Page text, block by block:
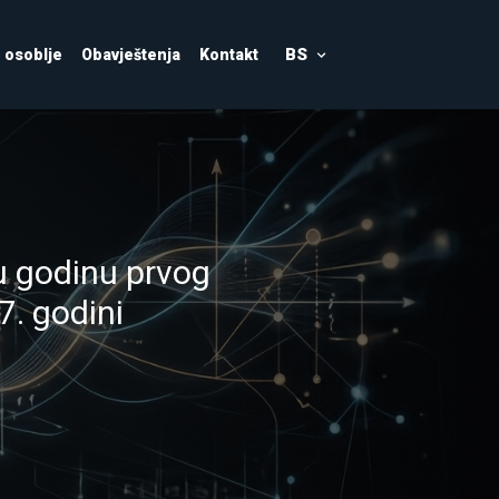
osoblje Obavještenja Kontakt BS
u najbrže
a